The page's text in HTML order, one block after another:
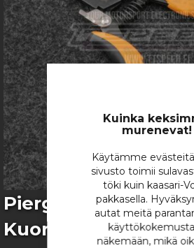
Kuinka
murenevat!
Käytämme
sivusto toimii
töki kuin kaasari-
pakkasella.
autat meitä
näkemään, mikä
Skip
to
the
beginning
Piergiacomi CSP
Kuorintapihti (20-